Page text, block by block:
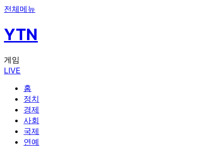
전체메뉴
YTN
게임
LIVE
홈
정치
경제
사회
국제
연예